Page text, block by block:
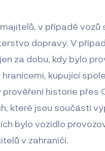
v případě vozů
dopravy. V
za dobu, kdy bylo
kupující
historie přes
které jsou součástí
bylo vozidlo
v zahraničí.